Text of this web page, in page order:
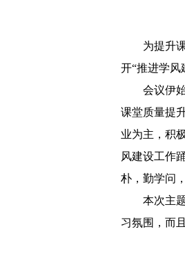
为提升
开“推进学
会议伊
课堂质量提
业为主，积
风建设工作
朴，勤学问
本次主
习氛围，而